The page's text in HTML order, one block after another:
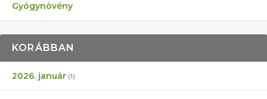
Gyógynövény
KORÁBBAN
2026. január (1)